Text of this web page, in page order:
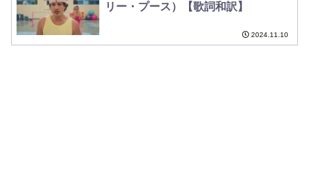
リー・プース）【歌詞和訳】
2024.11.10